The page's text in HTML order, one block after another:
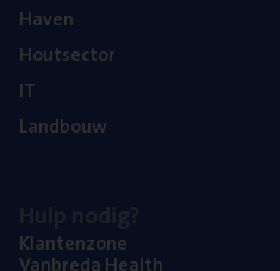
Haven
Hout­sec­tor
IT
Land­bouw
Klan­ten­zo­ne
Van­b­re­da Health